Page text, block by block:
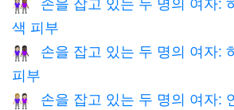
👩🏻‍🤝‍👩🏾
색 피부
👩🏻‍🤝‍👩🏿
손을 잡고 있는 두 명의 여자:
피부
👩🏼‍🤝‍👩🏻
손을 잡고 있는 두 명의 여자: